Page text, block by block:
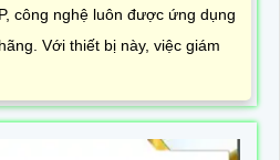
công nghệ luôn được ứng dụng
Với thiết bị này, việc giám